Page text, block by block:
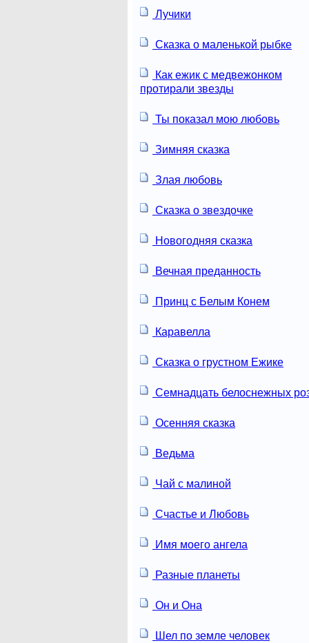
Лучики
Сказка о маленькой рыбке
Как ежик с медвежонком
протирали звезды
Ты показал мою любовь
Зимняя сказка
Злая любовь
Сказка о звездочке
Новогодняя сказка
Вечная преданность
Принц с Белым Конем
Каравелла
Сказка о грустном Ежике
Семнадцать белоснежных
Осенняя сказка
Ведьма
Чай с малиной
Счастье и Любовь
Имя моего ангела
Разные планеты
Он и Она
Шел по земле человек